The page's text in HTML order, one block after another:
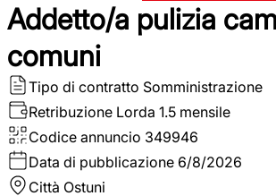
Addetto/a pulizia
comuni
Tipo di contratto Somministrazione
Retribuzione Lorda 1.5 mensile
Codice annuncio 349946
Data di pubblicazione 6/8/2026
Città Ostuni